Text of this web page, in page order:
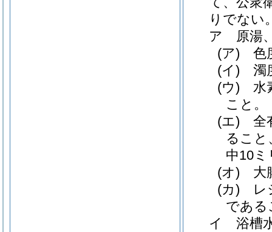
りでない
ア
原湯
(ア)
色
(イ)
濁
(ウ)
水
こと。
(エ)
全
ること
中10
(オ)
大
(カ)
レ
である
イ
浴槽